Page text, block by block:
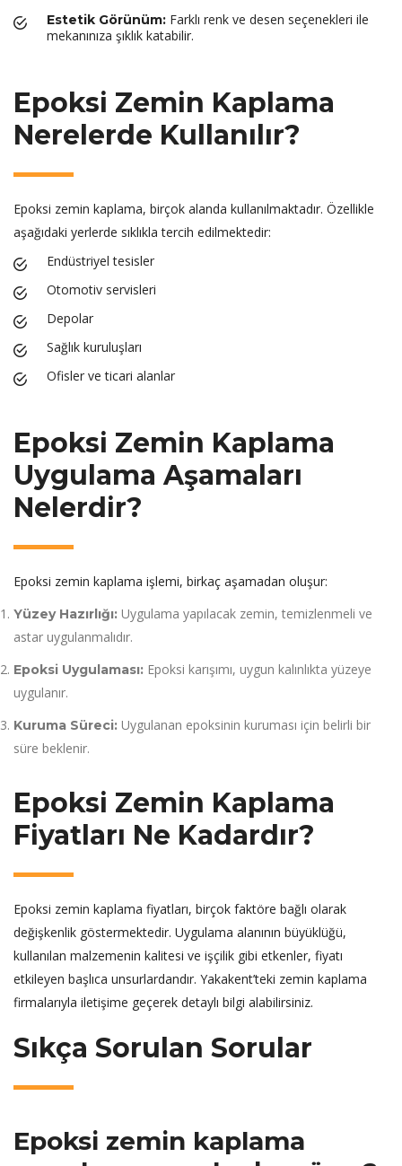
Estetik Görünüm: Farklı renk ve desen seçenekleri ile
mekanınıza şıklık katabilir.
Epoksi Zemin Kaplama
Nerelerde Kullanılır?
Epoksi zemin kaplama, birçok alanda kullanılmaktadır. Özellikle
aşağıdaki yerlerde sıklıkla tercih edilmektedir:
Endüstriyel tesisler
Otomotiv servisleri
Depolar
Sağlık kuruluşları
Ofisler ve ticari alanlar
Epoksi Zemin Kaplama
Uygulama Aşamaları
Nelerdir?
Epoksi zemin kaplama işlemi, birkaç aşamadan oluşur:
Yüzey Hazırlığı: Uygulama yapılacak zemin, temizlenmeli ve
astar uygulanmalıdır.
Epoksi Uygulaması: Epoksi karışımı, uygun kalınlıkta yüzeye
uygulanır.
Kuruma Süreci: Uygulanan epoksinin kuruması için belirli bir
süre beklenir.
Epoksi Zemin Kaplama
Fiyatları Ne Kadardır?
Epoksi zemin kaplama fiyatları, birçok faktöre bağlı olarak
değişkenlik göstermektedir. Uygulama alanının büyüklüğü,
kullanılan malzemenin kalitesi ve işçilik gibi etkenler, fiyatı
etkileyen başlıca unsurlardandır. Yakakent’teki zemin kaplama
firmalarıyla iletişime geçerek detaylı bilgi alabilirsiniz.
Sıkça Sorulan Sorular
Epoksi zemin kaplama